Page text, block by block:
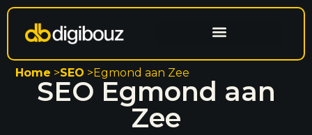
Home >SEO >Egmond aan Zee
SEO Egmond aan
Zee